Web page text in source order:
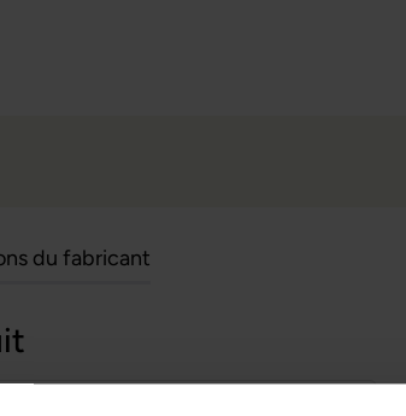
du fabricant
tablette reconditionnée conçue pour